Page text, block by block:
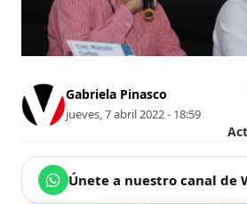
Gabriela Pinasco
jueves, 7 abril 2022 - 18:59
Únete a nuestro canal de